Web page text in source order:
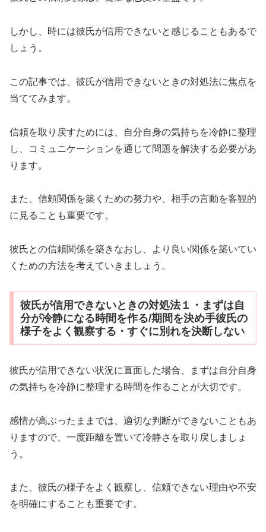
しかし、時には彼氏が信用できないと感じることもあるで
しょう。
この記事では、彼氏が信用できないときの対処法に焦点を
当ててみます。
信頼を取り戻すためには、自分自身の気持ちを冷静に整理
し、コミュニケーションを通じて問題を解決する必要があ
ります。
また、信頼関係を築くための努力や、相手の言動を客観的
に見ることも重要です。
彼氏との信頼関係を築きなおし、より良い関係を築いてい
くための方法を考えていきましょう。
彼氏が信用できないときの対処法１・まずは自
分が冷静になる時間を作る/期間を決め手彼氏の
様子をよく観察する・すぐに別れを決断しない
彼氏が信用できない状況に直面した場合、まずは自分自身
の気持ちを冷静に整理する時間を作ることが大切です。
感情が高ぶったままでは、適切な判断ができないこともあ
りますので、一度距離を置いて冷静さを取り戻しましょ
う。
また、彼氏の様子をよく観察し、信頼できない理由や不安
を明確にすることも重要です。